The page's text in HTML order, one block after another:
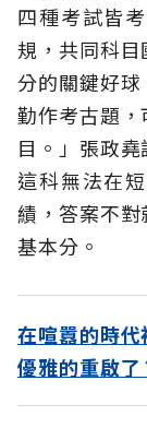
四種考試皆
規，共同科
分的關鍵好
勤作考古題
目。」張政
這科無法在
績，答案不
基本分。
在喧囂的時
優雅的重啟了